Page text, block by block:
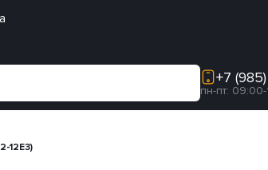
+7
пн-пт:
12E3)